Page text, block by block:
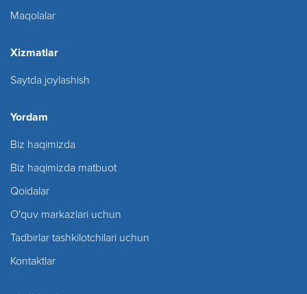
Maqolalar
Xizmatlar
Saytda joylashish
Yordam
Biz haqimizda
Biz haqimizda matbuot
Qoidalar
O'quv markazlari uchun
Tadbirlar tashkilotchilari uchun
Kontaktlar